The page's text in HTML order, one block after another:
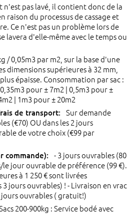
n'est pas lavé, il contient donc de la
raison du processus de cassage et
Ce n'est pas un problème lors de
lavera d'elle-même avec le temps ou
/ 0,05m3 par m2, sur la base d'une
dimensions supérieures à 32 mm,
épaisse. Consommation par sac :
pour ± 7m2 | 0,5m3 pour ±
| 1m3 pour ± 20m2
Sur demande
(€70) OU dans les 2 jours
de votre choix (€99 par
- 3 jours ouvrables (80
jour ouvrable de préférence (99 €).
à 1 250 € sont livrées
jours ouvrables) ! - Livraison en vrac
jours ouvrables ( gratuit!)
200-900kg : Service bodé avec